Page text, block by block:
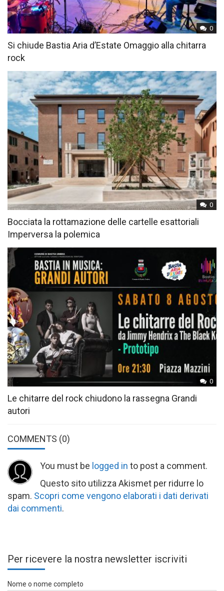
0
Si chiude Bastia Aria d’Estate Omaggio alla chitarra
rock
0
Bocciata la rottamazione delle cartelle esattoriali
Imperversa la polemica
0
Le chitarre del rock chiudono la rassegna Grandi
autori
COMMENTS (0)
You must be logged in to post a comment.
Questo sito utilizza Akismet per ridurre lo
spam. Scopri come vengono elaborati i dati derivati
dai commenti.
Per ricevere la nostra newsletter iscriviti
Nome o nome completo